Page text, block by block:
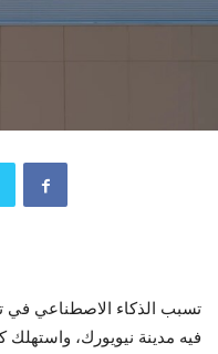
تسبب الذكاء الاصطناعي في
فيه مدينة نيويورك، واستهلك